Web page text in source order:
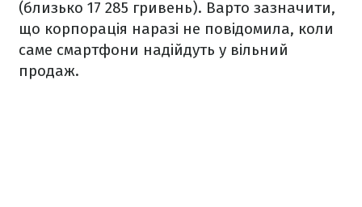
(близько 17 285 гривень). Варто зазначити,
що корпорація наразі не повідомила, коли
саме смартфони надійдуть у вільний
продаж.